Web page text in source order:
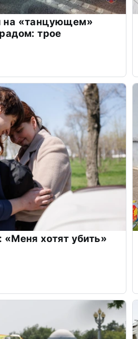
на «танцующем»
трое
«Меня хотят убить»